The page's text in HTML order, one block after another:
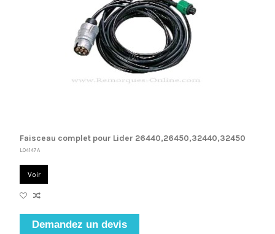
Faisceau complet pour Lider 26440,26450,32440,32450
L04147A
Voir
Demandez un devis